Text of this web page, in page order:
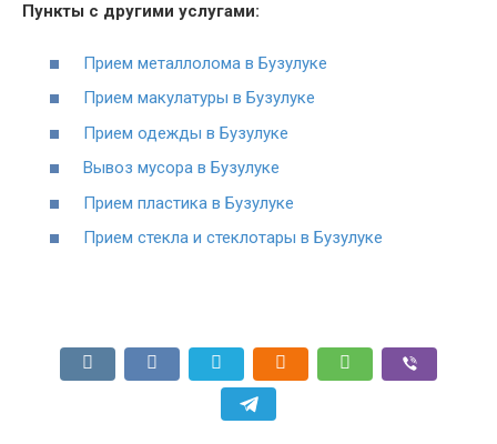
Пункты с другими услугами:
Прием металлолома в Бузулуке
Прием макулатуры в Бузулуке
Прием одежды в Бузулуке
Вывоз мусора в Бузулуке
Прием пластика в Бузулуке
Прием стекла и стеклотары в Бузулуке